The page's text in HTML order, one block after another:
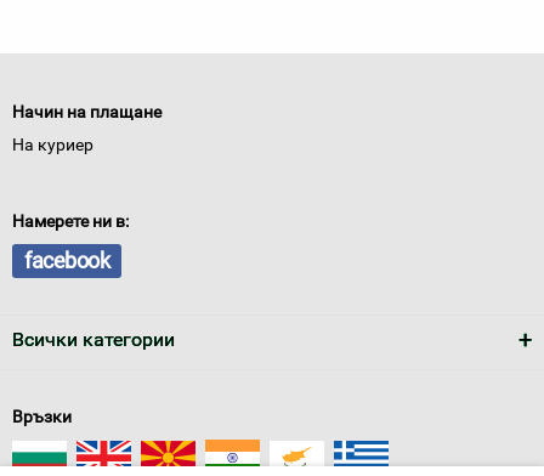
Начин на плащане
На куриер
Намерете ни в:
facebook
Всички категории
Връзки